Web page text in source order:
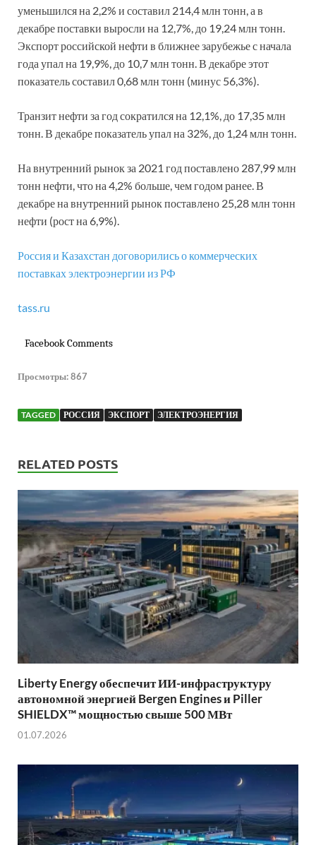
уменьшился на 2,2% и составил 214,4 млн тонн, а в
декабре поставки выросли на 12,7%, до 19,24 млн тонн.
Экспорт российской нефти в ближнее зарубежье с начала
года упал на 19,9%, до 10,7 млн тонн. В декабре этот
показатель составил 0,68 млн тонн (минус 56,3%).
Транзит нефти за год сократился на 12,1%, до 17,35 млн
тонн. В декабре показатель упал на 32%, до 1,24 млн тонн.
На внутренний рынок за 2021 год поставлено 287,99 млн
тонн нефти, что на 4,2% больше, чем годом ранее. В
декабре на внутренний рынок поставлено 25,28 млн тонн
нефти (рост на 6,9%).
Россия и Казахстан договорились о коммерческих
поставках электроэнергии из РФ
tass.ru
Facebook Comments
Просмотры:867
TAGGED РОССИЯ ЭКСПОРТ ЭЛЕКТРОЭНЕРГИЯ
RELATED POSTS
Liberty Energy обеспечит ИИ-инфраструктуру
автономной энергией Bergen Engines и Piller
SHIELDX™ мощностью свыше 500 МВт
01.07.2026